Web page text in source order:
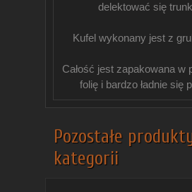
delektować się
Kufel wykonany jest z
Całość jest zapakowana w
folię i bardzo ładnie się
Pozostałe
kategorii